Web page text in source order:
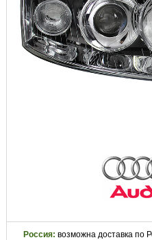
Россия: возможна доставка по